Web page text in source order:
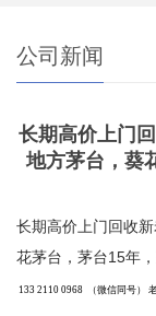
公司新闻
长期高价上门
地方茅台，葵
长期高价上门回收
花茅台，茅台15年
133 2110 0968 （微信同号）